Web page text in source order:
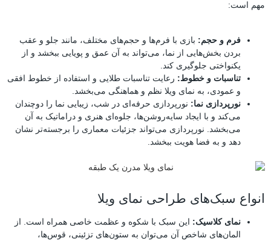
مهم است:
فرم و حجم:بازی با فرم‌ها و حجم‌های مختلف، مانند جلو و عقب
بردن بخش‌هایی از نما، می‌تواند به آن عمق و پویایی ببخشد و از
یکنواختی جلوگیری کند.
تناسبات و خطوط:رعایت تناسبات طلایی و استفاده از خطوط افقی
و عمودی، به نمای ویلا نظم و هماهنگی می‌بخشد.
نورپردازی نما:نورپردازی حرفه‌ای در شب، زیبایی نما را دوچندان
می‌کند و با ایجاد سایه‌روشن‌ها، جلوه‌ای هنری و دراماتیک به آن
می‌بخشد. نورپردازی می‌تواند جزئیات معماری را برجسته‌تر نشان
دهد و به فضا هویت ببخشد.
انواع سبک‌های طراحی نمای ویلا
نمای کلاسیک:این سبک با شکوه و عظمت خاصی همراه است. از
المان‌های شاخص آن می‌توان به ستون‌های تزئینی، قوس‌ها،